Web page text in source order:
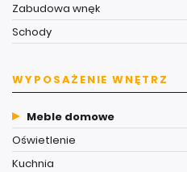
Zabudowa wnęk
Schody
WYPOSAŻENIE WNĘTRZ
Meble domowe
Oświetlenie
Kuchnia